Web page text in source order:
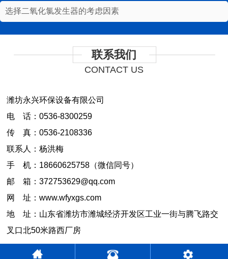
选择二氧化氯发生器的考虑因素
联系我们
CONTACT US
潍坊永兴环保设备有限公司
电 话：0536-8300259
传 真：0536-2108336
联系人：杨洪梅
手 机：18660625758（微信同号）
邮 箱：372753629@qq.com
网 址：www.wfyxgs.com
地 址：山东省潍坊市潍城经济开发区工业一街与腾飞路交
叉口北50米路西厂房